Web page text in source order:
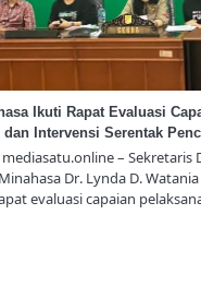
Ikuti Rapat Evaluasi
dan Intervensi Serentak
mediasatu.online – Sekretaris
Dr. Lynda D.
evaluasi capaian